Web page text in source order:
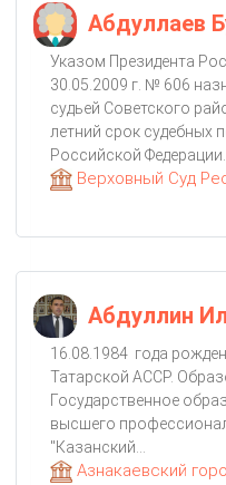
Абдуллаев
Указом Президента
30.05.2009 г. № 606
судьей Советского
летний срок судебных
Российской Федерации...
Верховный Суд
Абдуллин
16.08.1984 года
Татарской АССР.
Государственное
высшего
"Казанский...
Азнакаевский